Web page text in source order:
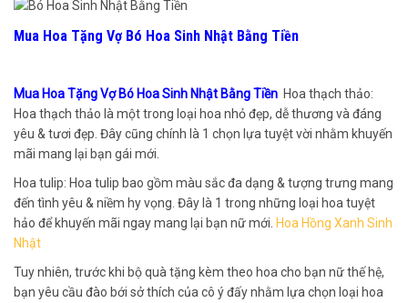
Mua Hoa Tặng Vợ Bó Hoa Sinh Nhật Bằng Tiền
Mua Hoa Tặng Vợ Bó Hoa Sinh Nhật Bằng Tiền Hoa thạch thảo:
Hoa thạch thảo là một trong loại hoa nhỏ đẹp, dễ thương và đáng
yêu & tươi đẹp. Đây cũng chính là 1 chọn lựa tuyệt vời nhằm khuyến
mãi mang lại bạn gái mới.
Hoa tulip: Hoa tulip bao gồm màu sắc đa dạng & tượng trưng mang
đến tình yêu & niềm hy vọng. Đây là 1 trong những loại hoa tuyệt
hảo để khuyến mãi ngay mang lại bạn nữ mới. Hoa Hồng Xanh Sinh
Nhật
Tuy nhiên, trước khi bộ quà tặng kèm theo hoa cho bạn nữ thế hệ,
bạn yêu cầu đào bới sở thích của cô ý đấy nhằm lựa chọn loại hoa